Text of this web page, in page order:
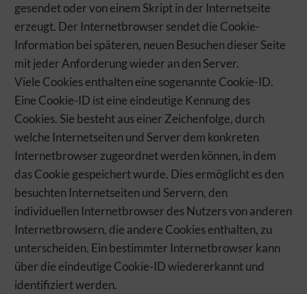
gesendet oder von einem Skript in der Internetseite
erzeugt. Der Internetbrowser sendet die Cookie-
Information bei späteren, neuen Besuchen dieser Seite
mit jeder Anforderung wieder an den Server.
Viele Cookies enthalten eine sogenannte Cookie-ID.
Eine Cookie-ID ist eine eindeutige Kennung des
Cookies. Sie besteht aus einer Zeichenfolge, durch
welche Internetseiten und Server dem konkreten
Internetbrowser zugeordnet werden können, in dem
das Cookie gespeichert wurde. Dies ermöglicht es den
besuchten Internetseiten und Servern, den
individuellen Internetbrowser des Nutzers von anderen
Internetbrowsern, die andere Cookies enthalten, zu
unterscheiden. Ein bestimmter Internetbrowser kann
über die eindeutige Cookie-ID wiedererkannt und
identifiziert werden.